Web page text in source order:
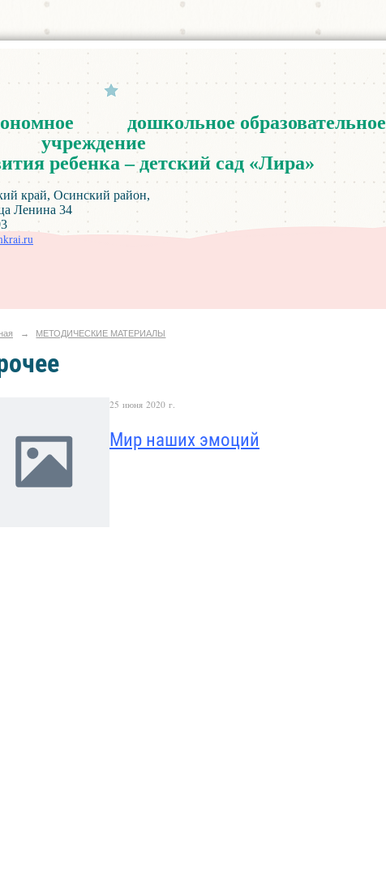
дошкольноеобразовательное
учреждение
ребенка –детский сад«Лира»
район,
34
→ МЕТОДИЧЕСКИЕ МАТЕРИАЛЫ
25 июня 2020 г.
Мир наших эмоций